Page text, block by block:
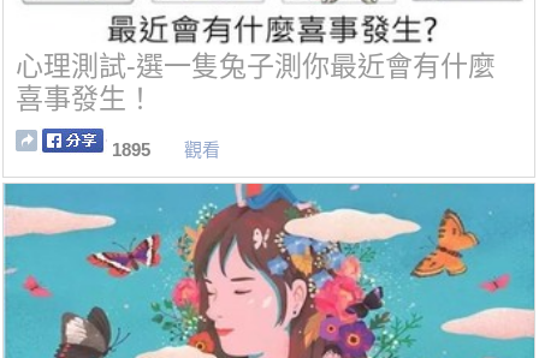
心理測試-選一隻兔子測你最近會有什麼
喜事發生！
1895 觀看